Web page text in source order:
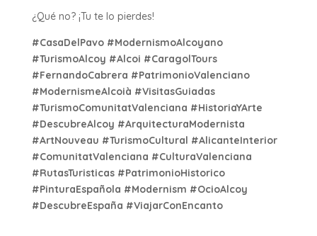
¿Qué no? ¡Tu te lo pierdes!
#CasaDelPavo #ModernismoAlcoyano
#TurismoAlcoy #Alcoi #CaragolTours
#FernandoCabrera #PatrimonioValenciano
#ModernismeAlcoià #VisitasGuiadas
#TurismoComunitatValenciana #HistoriaYArte
#DescubreAlcoy #ArquitecturaModernista
#ArtNouveau #TurismoCultural #AlicanteInterior
#ComunitatValenciana #CulturaValenciana
#RutasTuristicas #PatrimonioHistorico
#PinturaEspañola #Modernism #OcioAlcoy
#DescubreEspaña #ViajarConEncanto